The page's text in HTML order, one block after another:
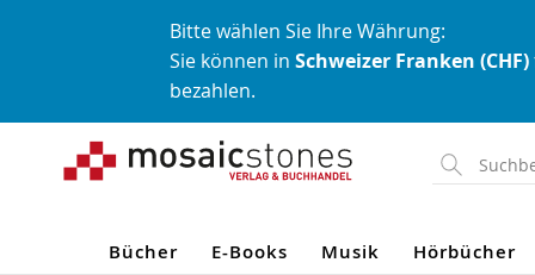
Bitte wählen Sie Ihre Währung:
Sie können in Schweizer Franken (CHF)
bezahlen.
Direkt
zum
Bücher E-Books Musik Hörbücher